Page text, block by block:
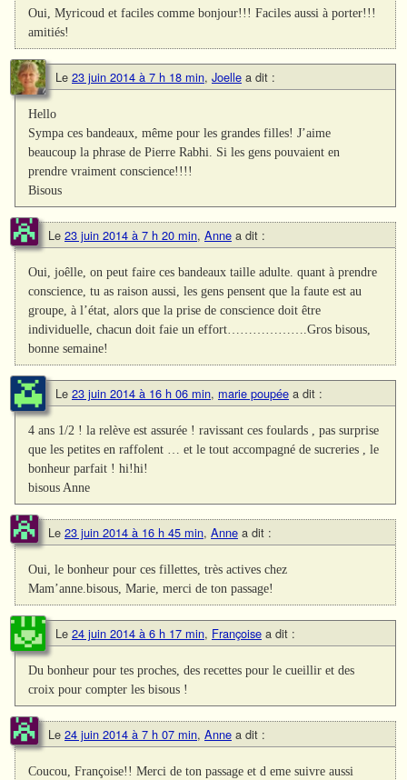
Oui, Myricoud et faciles comme bonjour!!! Faciles aussi à porter!!!
amitiés!
Le 23 juin 2014 à 7 h 18 min, Joelle a dit :
Hello
Sympa ces bandeaux, même pour les grandes filles! J’aime
beaucoup la phrase de Pierre Rabhi. Si les gens pouvaient en
prendre vraiment conscience!!!!
Bisous
Le 23 juin 2014 à 7 h 20 min, Anne a dit :
Oui, joêlle, on peut faire ces bandeaux taille adulte. quant à prendre
conscience, tu as raison aussi, les gens pensent que la faute est au
groupe, à l’état, alors que la prise de conscience doit être
individuelle, chacun doit faie un effort……………….Gros bisous,
bonne semaine!
Le 23 juin 2014 à 16 h 06 min, marie poupée a dit :
4 ans 1/2 ! la relève est assurée ! ravissant ces foulards , pas surprise
que les petites en raffolent … et le tout accompagné de sucreries , le
bonheur parfait ! hi!hi!
bisous Anne
Le 23 juin 2014 à 16 h 45 min, Anne a dit :
Oui, le bonheur pour ces fillettes, très actives chez
Mam’anne.bisous, Marie, merci de ton passage!
Le 24 juin 2014 à 6 h 17 min, Françoise a dit :
Du bonheur pour tes proches, des recettes pour le cueillir et des
croix pour compter les bisous !
Le 24 juin 2014 à 7 h 07 min, Anne a dit :
Coucou, Françoise!! Merci de ton passage et d eme suivre aussi